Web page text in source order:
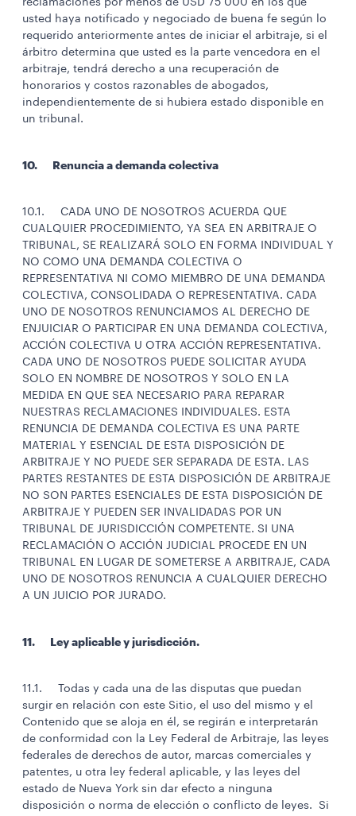
reclamaciones por menos de USD 75 000 en los que
usted haya notificado y negociado de buena fe según lo
requerido anteriormente antes de iniciar el arbitraje, si el
árbitro determina que usted es la parte vencedora en el
arbitraje, tendrá derecho a una recuperación de
honorarios y costos razonables de abogados,
independientemente de si hubiera estado disponible en
un tribunal.
10. Renuncia a demanda colectiva
10.1. CADA UNO DE NOSOTROS ACUERDA QUE
CUALQUIER PROCEDIMIENTO, YA SEA EN ARBITRAJE O
TRIBUNAL, SE REALIZARÁ SOLO EN FORMA INDIVIDUAL Y
NO COMO UNA DEMANDA COLECTIVA O
REPRESENTATIVA NI COMO MIEMBRO DE UNA DEMANDA
COLECTIVA, CONSOLIDADA O REPRESENTATIVA. CADA
UNO DE NOSOTROS RENUNCIAMOS AL DERECHO DE
ENJUICIAR O PARTICIPAR EN UNA DEMANDA COLECTIVA,
ACCIÓN COLECTIVA U OTRA ACCIÓN REPRESENTATIVA.
CADA UNO DE NOSOTROS PUEDE SOLICITAR AYUDA
SOLO EN NOMBRE DE NOSOTROS Y SOLO EN LA
MEDIDA EN QUE SEA NECESARIO PARA REPARAR
NUESTRAS RECLAMACIONES INDIVIDUALES. ESTA
RENUNCIA DE DEMANDA COLECTIVA ES UNA PARTE
MATERIAL Y ESENCIAL DE ESTA DISPOSICIÓN DE
ARBITRAJE Y NO PUEDE SER SEPARADA DE ESTA. LAS
PARTES RESTANTES DE ESTA DISPOSICIÓN DE ARBITRAJE
NO SON PARTES ESENCIALES DE ESTA DISPOSICIÓN DE
ARBITRAJE Y PUEDEN SER INVALIDADAS POR UN
TRIBUNAL DE JURISDICCIÓN COMPETENTE. SI UNA
RECLAMACIÓN O ACCIÓN JUDICIAL PROCEDE EN UN
TRIBUNAL EN LUGAR DE SOMETERSE A ARBITRAJE, CADA
UNO DE NOSOTROS RENUNCIA A CUALQUIER DERECHO
A UN JUICIO POR JURADO.
11. Ley aplicable y jurisdicción.
11.1. Todas y cada una de las disputas que puedan
surgir en relación con este Sitio, el uso del mismo y el
Contenido que se aloja en él, se regirán e interpretarán
de conformidad con la Ley Federal de Arbitraje, las leyes
federales de derechos de autor, marcas comerciales y
patentes, u otra ley federal aplicable, y las leyes del
estado de Nueva York sin dar efecto a ninguna
disposición o norma de elección o conflicto de leyes. Si